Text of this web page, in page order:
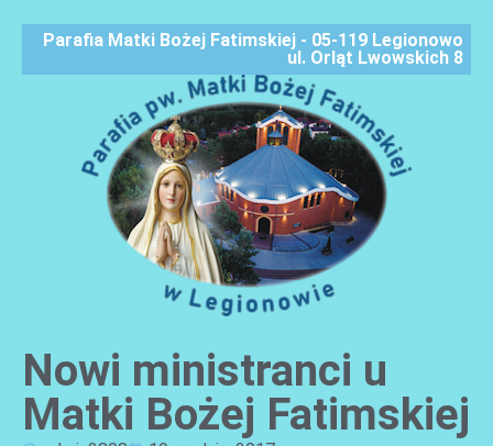
Parafia Matki Bożej Fatimskiej - 05-119 Legionowo
ul. Orląt Lwowskich 8
Nowi ministranci u
Matki Bożej Fatimskiej
AKTUALNOŚCI